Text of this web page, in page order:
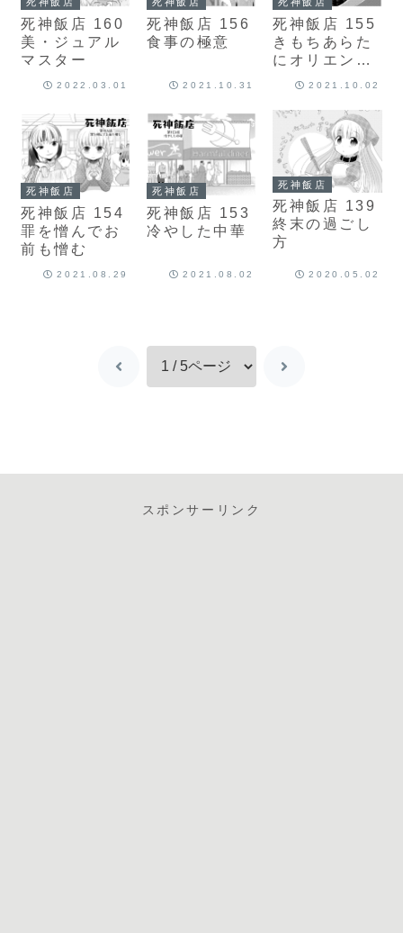
死神飯店 160
美・ジュアル
マスター
2022.03.01
死神飯店 156
食事の極意
2021.10.31
死神飯店 155
きもちあらた
にオリエンテ
ーション2021.10.02
死神飯店
死神飯店 154
罪を憎んでお
前も憎む
2021.08.29
死神飯店
死神飯店 153
冷やした中華
2021.08.02
死神飯店
死神飯店 139
終末の過ごし
方
2020.05.02
スポンサーリンク